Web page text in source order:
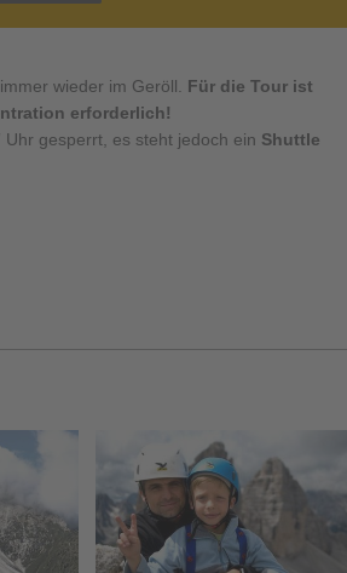
wieder im Geröll. Für die Tour ist
erforderlich!
gesperrt, es steht jedoch ein Shuttle